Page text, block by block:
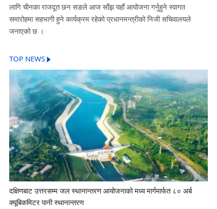
लागि चीनका राजदूत छन सङले आज साँझ यहाँ आयोजना गर्नुहुने स्वागत
समारोहमा सहभागी हुने कार्यक्रम रहेको प्रधानमन्त्रीको निजी सचिवालयले
जनाएको छ ।
TOP NEWS
दक्षिणबाट उत्तरसम्म जल स्थानान्तरण आयोजनाको मध्य मार्गमार्फत ८० अर्ब
क्यूबिकमिटर पानी स्थानान्तरण